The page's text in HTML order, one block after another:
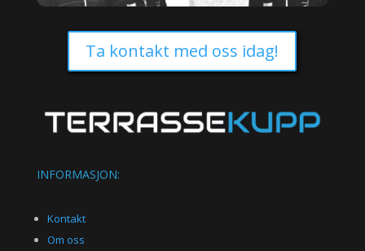
Ta kontakt med oss idag!
INFORMASJON:
Kontakt
Om oss